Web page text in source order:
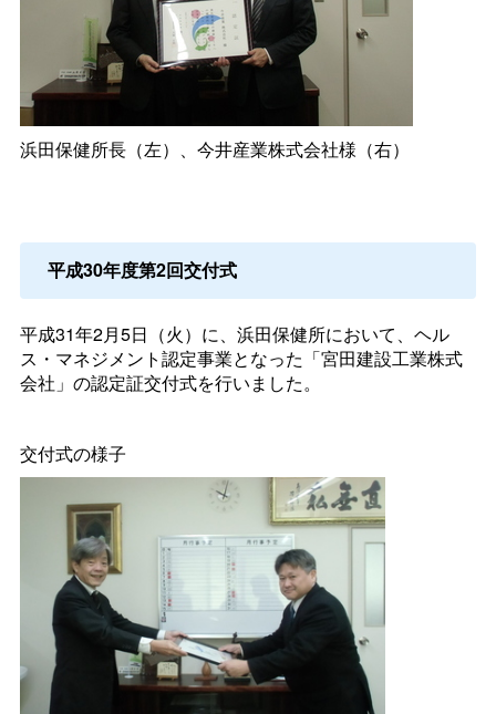
浜田保健所長（左）、今井産業株式会社様（右）
平成30年度第2回交付式
平成31年2月5日（火）に、浜田保健所において、ヘル
ス・マネジメント認定事業となった「宮田建設工業株式
会社」の認定証交付式を行いました。
交付式の様子